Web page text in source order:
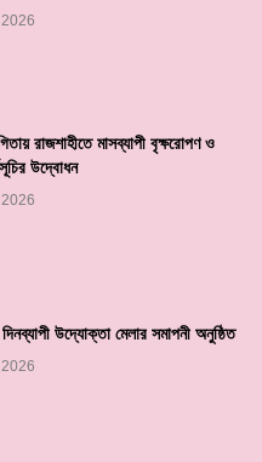
রাজশাহীতে মাসব্যাপী বৃক্ষরোপণ ও
উদ্বোধন
উদ্যোক্তা মেলার সমাপনী অনুষ্ঠিত